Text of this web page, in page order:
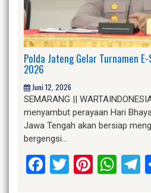
Polda Jateng Gelar Turnamen
2026
Juni 12, 2026
SEMARANG ||
menyambut perayaan Hari
Jawa Tengah akan bersiap
bergengsi…
Facebook
Twitter